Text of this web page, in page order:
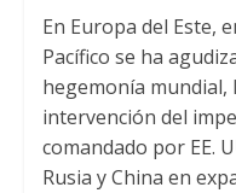
En Europa del Este,
Pacífico se ha
hegemonía mundial,
intervención del
comandado por EE.
Rusia y China en